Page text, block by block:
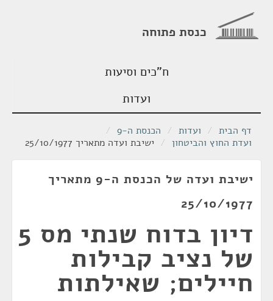
כנסת פתוחה
ח"כים וסיעות
ועדות
דף הבית / ועדות / הכנסת ה-9
/
ועדת החוץ והביטחון / ישיבת ועדה מתאריך 25/10/1977
ישיבת ועדה של הכנסת ה-9 מתאריך
25/10/1977
דיון בדוח שנתי מס 5
של נציב קבילות
חיילים; שאילתות